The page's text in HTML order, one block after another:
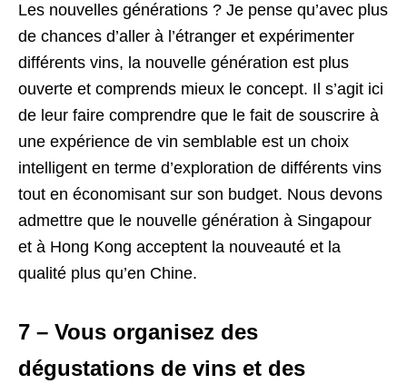
Les nouvelles générations ? Je pense qu’avec plus
de chances d’aller à l’étranger et expérimenter
différents vins, la nouvelle génération est plus
ouverte et comprends mieux le concept. Il s’agit ici
de leur faire comprendre que le fait de souscrire à
une expérience de vin semblable est un choix
intelligent en terme d’exploration de différents vins
tout en économisant sur son budget. Nous devons
admettre que le nouvelle génération à Singapour
et à Hong Kong acceptent la nouveauté et la
qualité plus qu’en Chine.
7 – Vous organisez des
dégustations de vins et des